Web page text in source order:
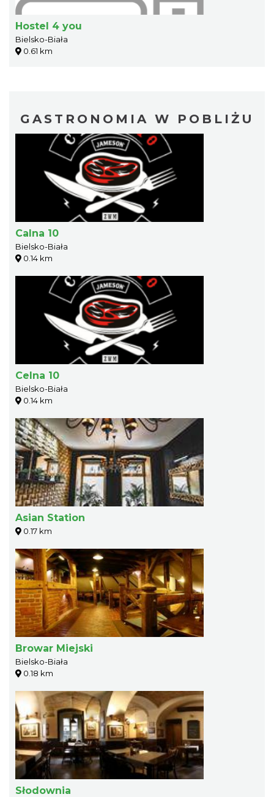
Hostel 4 you
Bielsko-Biała
0.61 km
GASTRONOMIA W POBLIŻU
Calna 10
Bielsko-Biała
0.14 km
Celna 10
Bielsko-Biała
0.14 km
Asian Station
0.17 km
Browar Miejski
Bielsko-Biała
0.18 km
Słodownia